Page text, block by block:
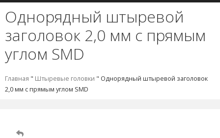
Однорядный штыревой
заголовок 2,0 мм с прямым
углом SMD
Главная " Штыревые головки " Однорядный штыревой заголовок
2,0 мм с прямым углом SMD